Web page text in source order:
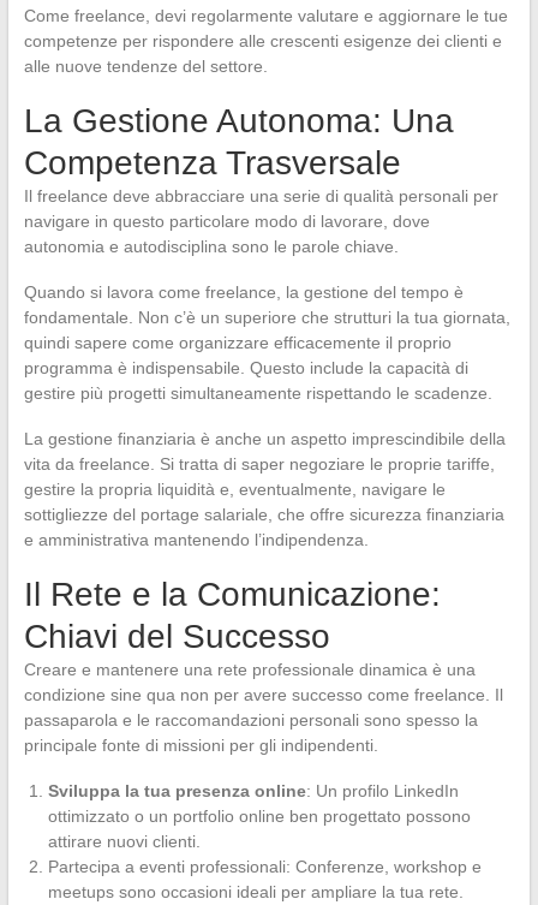
Come freelance, devi regolarmente valutare e aggiornare le tue
competenze per rispondere alle crescenti esigenze dei clienti e
alle nuove tendenze del settore.
La Gestione Autonoma: Una
Competenza Trasversale
Il freelance deve abbracciare una serie di qualità personali per
navigare in questo particolare modo di lavorare, dove
autonomia e autodisciplina sono le parole chiave.
Quando si lavora come freelance, la gestione del tempo è
fondamentale. Non c’è un superiore che strutturi la tua giornata,
quindi sapere come organizzare efficacemente il proprio
programma è indispensabile. Questo include la capacità di
gestire più progetti simultaneamente rispettando le scadenze.
La gestione finanziaria è anche un aspetto imprescindibile della
vita da freelance. Si tratta di saper negoziare le proprie tariffe,
gestire la propria liquidità e, eventualmente, navigare le
sottigliezze del portage salariale, che offre sicurezza finanziaria
e amministrativa mantenendo l’indipendenza.
Il Rete e la Comunicazione:
Chiavi del Successo
Creare e mantenere una rete professionale dinamica è una
condizione sine qua non per avere successo come freelance. Il
passaparola e le raccomandazioni personali sono spesso la
principale fonte di missioni per gli indipendenti.
Sviluppa la tua presenza online: Un profilo LinkedIn
ottimizzato o un portfolio online ben progettato possono
attirare nuovi clienti.
Partecipa a eventi professionali: Conferenze, workshop e
meetups sono occasioni ideali per ampliare la tua rete.